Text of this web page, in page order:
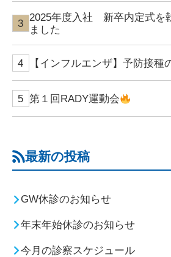
2025年度入社 新卒内定式を
ました
【インフルエンザ】予防接種
第１回RADY運動会
最新の投稿
GW休診のお知らせ
年末年始休診のお知らせ
今月の診察スケジュール